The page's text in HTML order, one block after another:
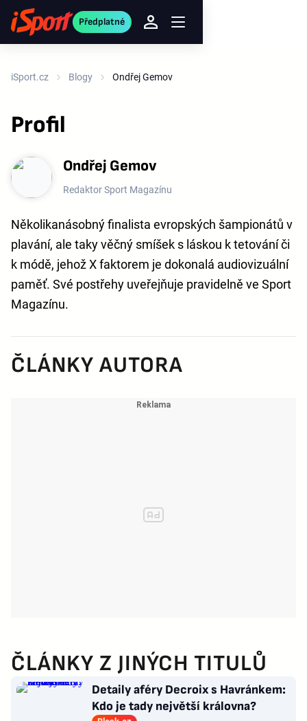
Předplatné
iSport.cz Blogy Ondřej Gemov
Profil
Ondřej Gemov
Redaktor Sport Magazínu
Několikanásobný finalista evropských šampionátů v
plavání, ale taky věčný smíšek s láskou k tetování či
k módě, jehož X faktorem je dokonalá audiovizuální
paměť. Své postřehy uveřejňuje pravidelně ve Sport
Magazínu.
ČLÁNKY AUTORA
ČLÁNKY Z JINÝCH TITULŮ
Detaily aféry Decroix s Havránkem:
Kdo je tady největší královna?